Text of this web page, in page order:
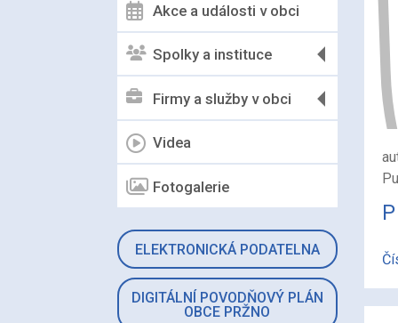
Akce a události v obci
Spolky a instituce
Firmy a služby v obci
Videa
Fotogalerie
ELEKTRONICKÁ PODATELNA
DIGITÁLNÍ POVODŇOVÝ PLÁN
OBCE PRŽNO